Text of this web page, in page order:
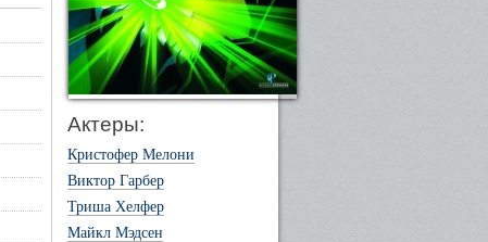
Актеры:
Кристофер Мелони
Виктор Гарбер
Триша Хелфер
Майкл Мэдсен